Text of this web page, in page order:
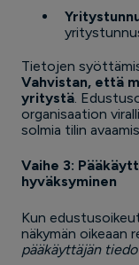
Tietojen
Vahvistan, että
yritystä.
organisaation
solmia tilin
Vaihe 3:
hyväksyminen
Kun
näkymän oikeaan
pääkäyttäjän